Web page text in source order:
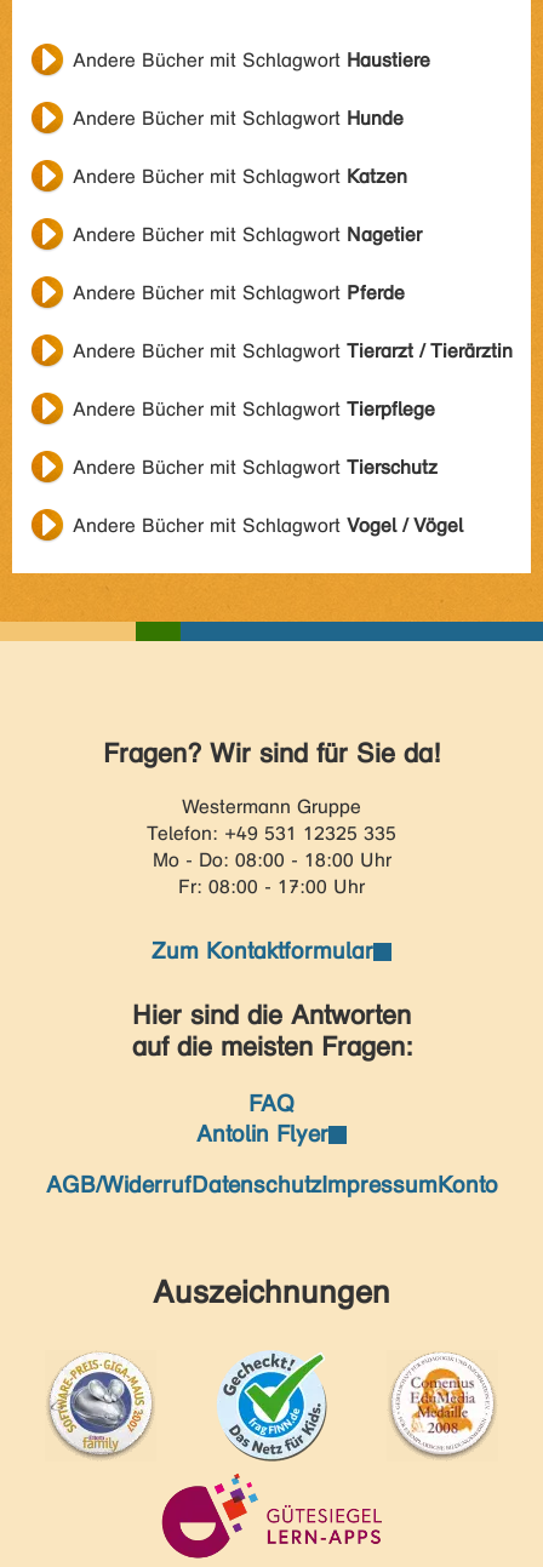
Andere Bücher mit Schlagwort Haustiere
Andere Bücher mit Schlagwort Hunde
Andere Bücher mit Schlagwort Katzen
Andere Bücher mit Schlagwort Nagetier
Andere Bücher mit Schlagwort Pferde
Andere Bücher mit Schlagwort Tierarzt / Tierärztin
Andere Bücher mit Schlagwort Tierpflege
Andere Bücher mit Schlagwort Tierschutz
Andere Bücher mit Schlagwort Vogel / Vögel